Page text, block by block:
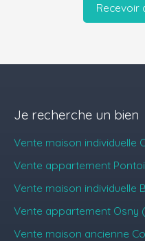
Recevoir
Je recherche un bien
Vente maison individuelle
Vente appartement
Vente maison individuelle
Vente appartement Osny
Vente maison ancienne